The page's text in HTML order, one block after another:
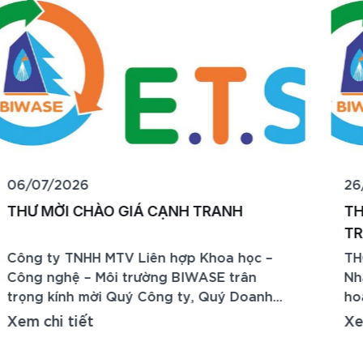
26/06/2026
THÔNG BÁO MỜI CHÀO GIÁ CẠNH
THÔNG BÁO MỜI CHÀO GIÁ CẠNH TRANH
Nhằm đáp ứng nhu cầu mua sắm phục vụ
hoạt động sản xuất, kinh doanh và đảm
bảo quá trình vận hành ổn định của Nhà
Xem chi tiết